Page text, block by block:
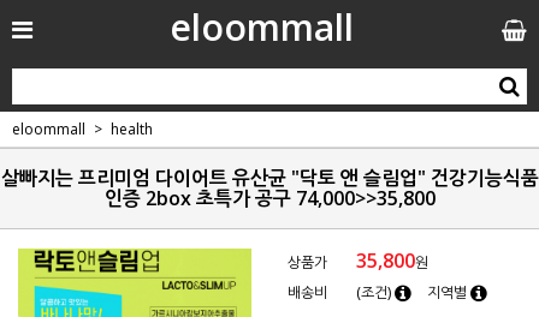
eloommall
eloommall health
살빠지는 프리미엄 다이어트 유산균 "닥토 앤 슬림업" 건강기능식품
인증 2box 초특가 공구 74,000>>35,800
상품가 35,800원
배송비
(조건) 지역별